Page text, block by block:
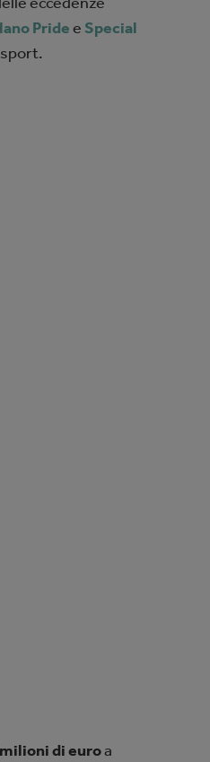
PrideeSpecial
di euroa